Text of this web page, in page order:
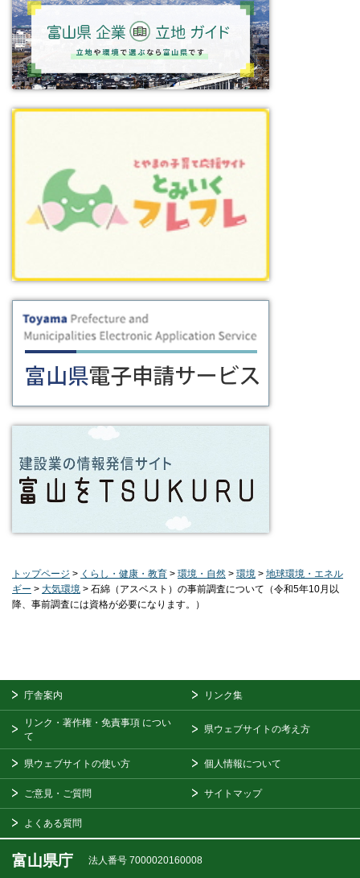
トップページ > くらし・健康・教育 > 環境・自然 > 環境 > 地球環境・エネル
ギー > 大気環境 > 石綿（アスベスト）の事前調査について（令和5年10月以
降、事前調査には資格が必要になります。）
庁舎案内 リンク集
リンク・著作権・免責事項 につい
て
県ウェブサイトの考え方
県ウェブサイトの使い方 個人情報について
ご意見・ご質問 サイトマップ
よくある質問
富山県庁 法人番号 7000020160008